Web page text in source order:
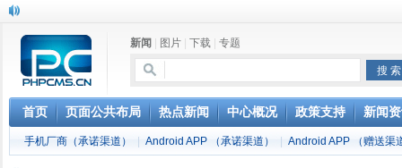
新闻 图片 下载 专题
首页 页面公共布局 热点新闻 中心概况 政策支持 新闻
手机厂商（承诺渠道） Android APP （承诺渠道） Android APP （赠送渠